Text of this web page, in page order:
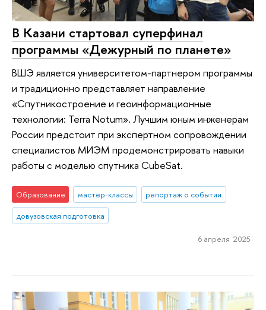
В Казани стартовал суперфинал
программы «Дежурный по планете»
ВШЭ является университетом-партнером программы
и традиционно представляет направление
«Спутникостроение и геоинформационные
технологии: Terra Notum». Лучшим юным инженерам
России предстоит при экспертном сопровождении
специалистов МИЭМ продемонстрировать навыки
работы с моделью спутника CubeSat.
Образование мастер-классы
репортаж о событии
довузовская подготовка
6 апреля 2025